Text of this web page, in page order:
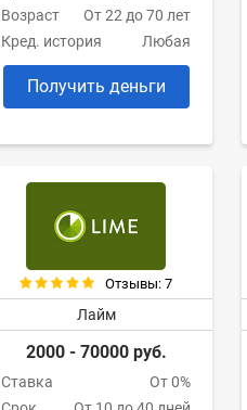
Возраст
От 22 до 70 лет
Кред. история
Любая
Получить деньги
Отзывы: 7
Лайм
2000 - 70000 руб.
Ставка
От 0%